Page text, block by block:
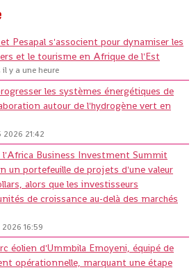
Pesapal s'associent pour dynamiser les
et le tourisme en Afrique de l'Est
il y a une heure
les systèmes énergétiques de
autour de l'hydrogène vert en
2026 21:42
Business Investment Summit
un portefeuille de projets d'une valeur
alors que les investisseurs
de croissance au-delà des marchés
16:59
éolien d'Ummbila Emoyeni, équipé de
opérationnelle, marquant une étape